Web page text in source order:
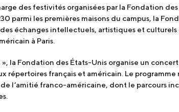
des festivités organisées par la Fondation
parmi les premières maisons du campus, la
échanges intellectuels, artistiques et
à Paris.
la Fondation des États-Unis organise un
répertoires français et américain. Le
l’amitié franco-américaine, dont le parcours